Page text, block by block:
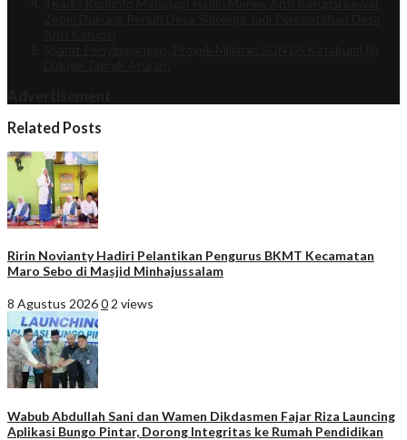
Related Posts
Ririn Novianty Hadiri Pelantikan Pengurus BKMT Kecamatan
Maro Sebo di Masjid Minhajussalam
8 Agustus 20260 2 views
Wabub Abdullah Sani dan Wamen Dikdasmen Fajar Riza Launcing
Aplikasi Bungo Pintar, Dorong Integritas ke Rumah Pendidikan